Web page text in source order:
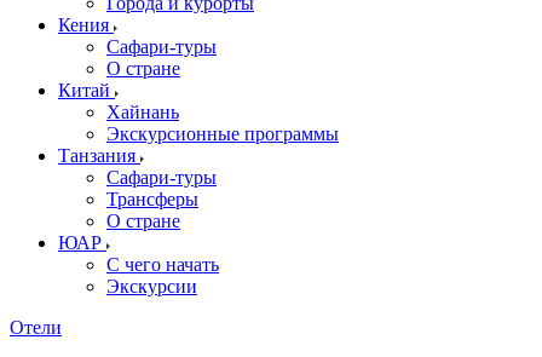
Кения
Сафари-туры
О стране
Китай
Хайнань
Экскурсионные программы
Танзания
Сафари-туры
Трансферы
О стране
ЮАР
С чего начать
Экскурсии
Отели